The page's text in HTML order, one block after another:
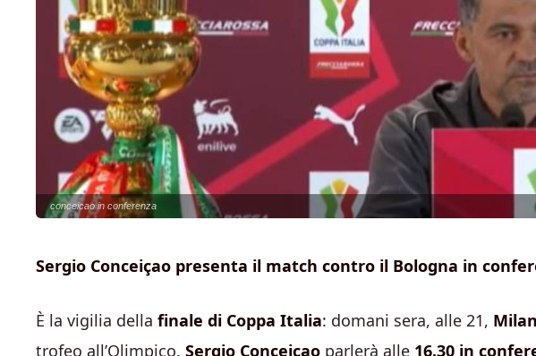
conceicao in conferenza
Sergio Conceiçao presenta il match contro il Bologna in
È la vigilia della finale di Coppa Italia: domani sera, alle 21,
trofeo all’Olimpico. Sergio Conceiçao parlerà alle 16.30 in